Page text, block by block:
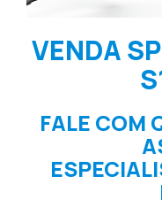
VENDA
FALE COM